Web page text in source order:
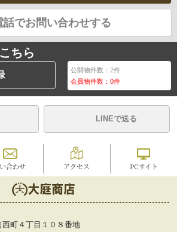
話でお問い合わせする
ちら
公開物件数：2件
会員物件数：0件
LINEで送る
合わせ アクセス PCサイト
町４丁目１０８番地